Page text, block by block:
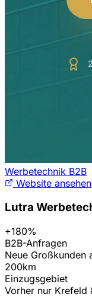
Werbetechnik B2B
Website ansehen
Lutra
+180%
B2B-Anfragen
Neue Großkunden
200km
Einzugsgebiet
Vorher nur Krefeld